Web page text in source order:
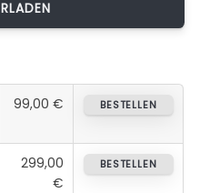
99,00 € BESTELLEN
299,00
€
BESTELLEN